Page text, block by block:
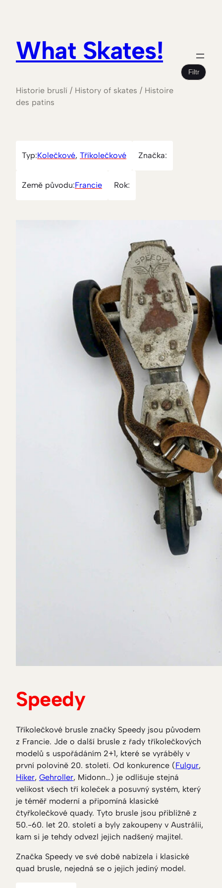
What Skates!
Historie bruslí / History of skates / Histoire
des patins
Filtr
Typ:Kolečkové, Tříkolečkové Značka:
Země původu:Francie Rok:
Speedy
Tříkolečkové brusle značky Speedy jsou původem
z Francie. Jde o další brusle z řady tříkolečkových
modelů s uspořádáním 2+1, které se vyráběly v
první polovině 20. století. Od konkurence (Fulgur,
Hiker, Gehroller, Midonn…) je odlišuje stejná
velikost všech tří koleček a posuvný systém, který
je téměř moderní a připomíná klasické
čtyřkolečkové quady. Tyto brusle jsou přibližně z
50.-60. let 20. století a byly zakoupeny v Austrálii,
kam si je tehdy odvezl jejich nadšený majitel.
Značka Speedy ve své době nabízela i klasické
quad brusle, nejedná se o jejich jediný model.